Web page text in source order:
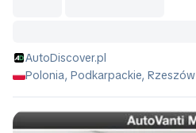
AutoDiscover.pl
Polonia, Podkarpackie, Rzeszów